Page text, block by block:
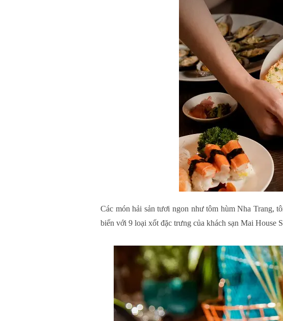
Các món hải sản tươi ngon như tôm hùm Nha Trang,
biến với 9 loại xốt đặc trưng của khách sạn Mai House